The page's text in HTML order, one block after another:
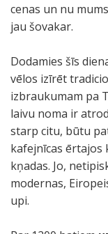
cenas un nu
jau šovakar.
Dodamies šīs
vēlos izīrēt
izbraukumam pa
laivu noma ir
starp citu, būtu
kafejnīcas ērtajos
kņadas. Jo,
modernas,
upi.